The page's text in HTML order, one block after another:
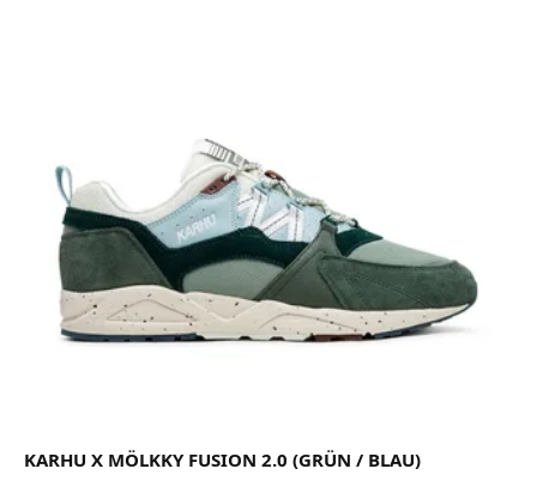
KARHU X MÖLKKY FUSION 2.0 (GRÜN / BLAU)